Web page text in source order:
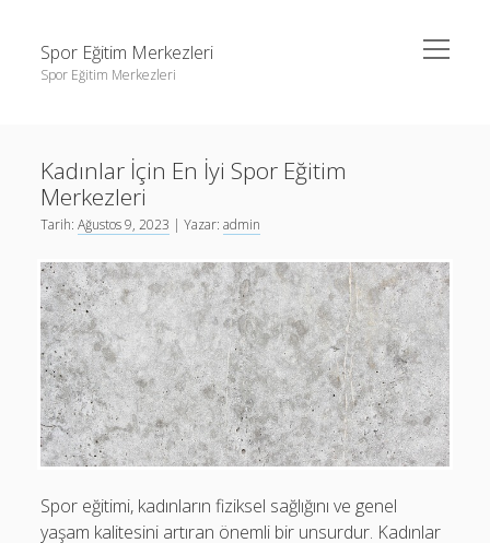
Spor Eğitim Merkezleri
Spor Eğitim Merkezleri
menüyü
aç
Sayfa Listesi
Şifresiz Instagram Beğeni Arttırma
Liste
Şifresiz Instagram Beğeni Arttırma
Tiktok Yorum Yükleme Bedava
Kadınlar İçin En İyi Spor Eğitim
Merkezleri
Tarih:Ağustos 9, 2023 | Yazar:admin
Spor eğitimi, kadınların fiziksel sağlığını ve genel
yaşam kalitesini artıran önemli bir unsurdur. Kadınlar